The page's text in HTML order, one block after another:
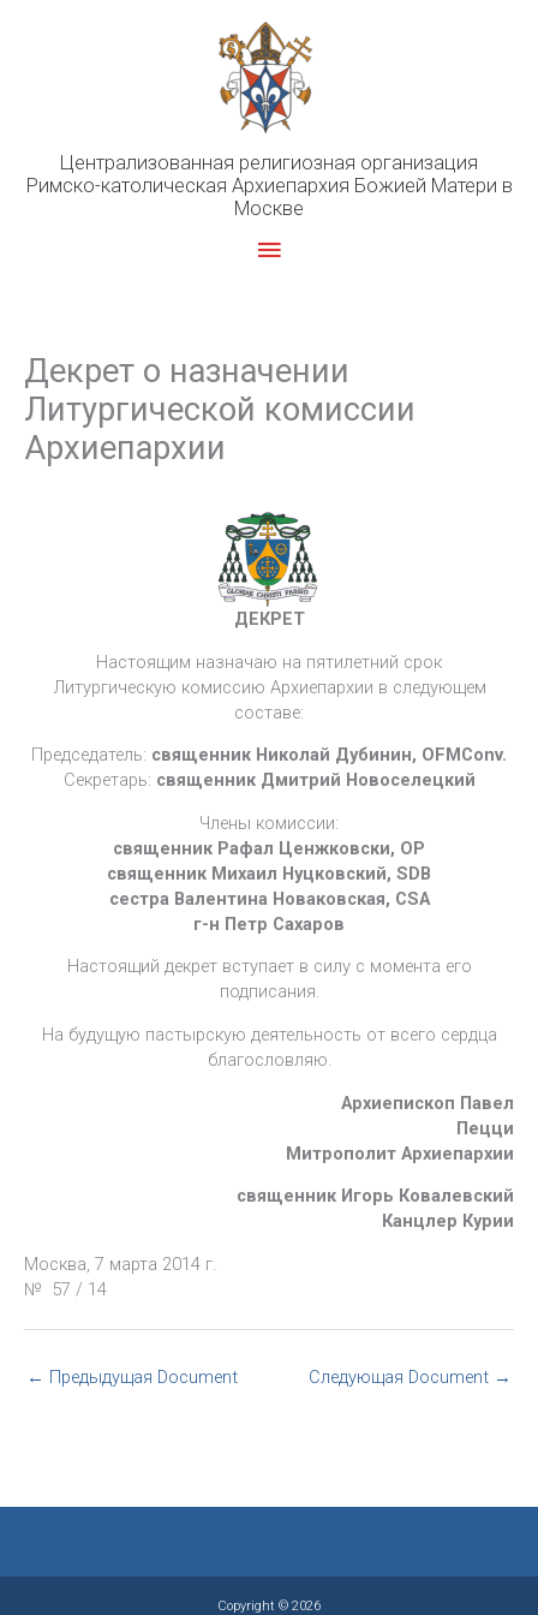
Централизованная религиозная организация
Римско-католическая Архиепархия Божией Матери в
Москве
Главное
Декрет о назначении
Литургической комиссии
Архиепархии
ДЕКРЕТ
Настоящим назначаю на пятилетний срок
Литургическую комиссию Архиепархии в следующем
составе:
Председатель: священник Николай Дубинин, OFMConv.
Секретарь: священник Дмитрий Новоселецкий
Члены комиссии:
священник Рафал Ценжковски, OP
священник Михаил Нуцковский, SDB
сестра Валентина Новаковская, CSA
г-н Петр Сахаров
Настоящий декрет вступает в силу с момента его
подписания.
На будущую пастырскую деятельность от всего сердца
благословляю.
Архиепископ Павел
Пецци
Митрополит Архиепархии
священник Игорь Ковалевский
Канцлер Курии
Москва, 7 марта 2014 г.
№ 57 / 14
← Предыдущая Document Следующая Document →
Copyright © 2026